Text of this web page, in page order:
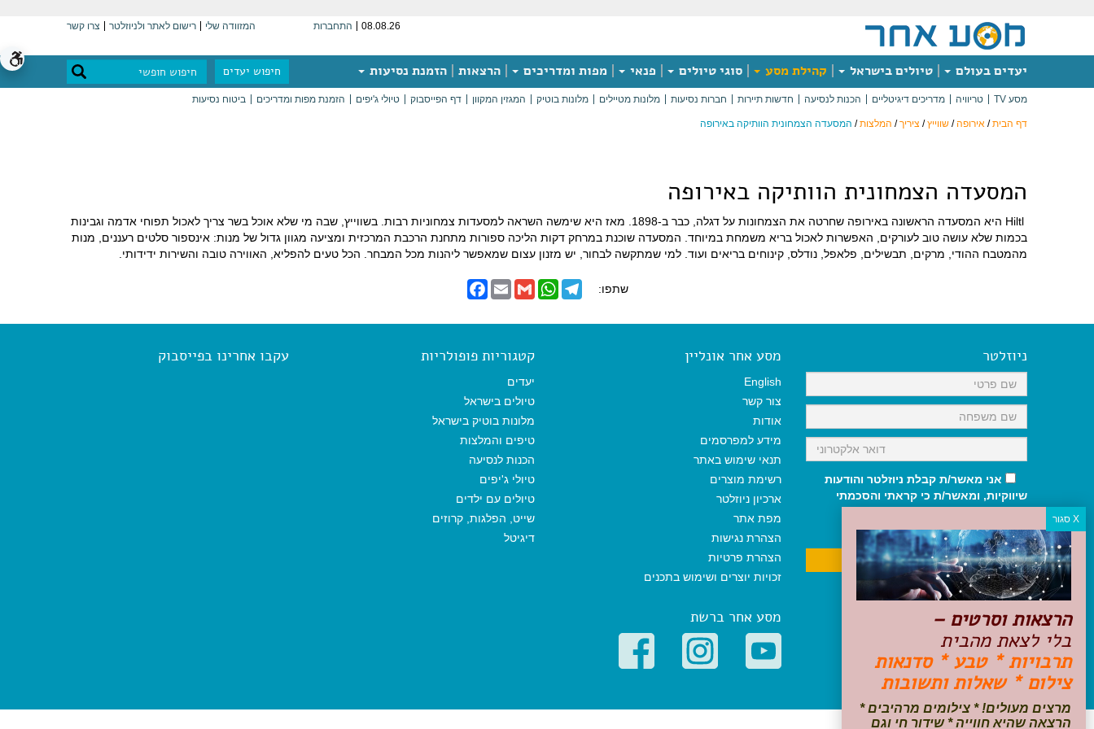
08.08.26 התחברות המזוודה שלי רישום לאתר ולניוזלטר צרו קשר
יעדים בעולם טיולים בישראל קהילת מסע סוגי טיולים פנאי מפות ומדריכים הרצאות הזמנת נסיעות חיפוש יעדים
מסע TV טריוויה מדריכים דיגיטליים הכנות לנסיעה חדשות תיירות חברות נסיעות מלונות מטיילים מלונות בוטיק המגזין המקוון דף הפייסבוק טיולי ג'יפים הזמנת מפות ומדריכים ביטוח נסיעות
דף הבית/ אירופה/ שווייץ/ ציריך/ המלצות/ המסעדה הצמחונית הוותיקה באירופה
המסעדה הצמחונית הוותיקה באירופה
Hiltl היא המסעדה הראשונה באירופה שחרטה את הצמחונות על דגלה, כבר ב-1898. מאז היא שימשה השראה למסעדות צמחוניות רבות. בשווייץ, שבה מי שלא אוכל בשר צריך לאכול תפוחי אדמה וגבינות
בכמות שלא עושה טוב לעורקים, האפשרות לאכול בריא משמחת במיוחד. המסעדה שוכנת במרחק דקות הליכה ספורות מתחנת הרכבת המרכזית ומציעה מגוון גדול של מנות: אינספור סלטים רעננים, מנות
מהמטבח ההודי, מרקים, תבשילים, פלאפל, נודלס, קינוחים בריאים ועוד. למי שמתקשה לבחור, יש מזנון עצום שמאפשר ליהנות מכל המבחר. הכל טעים להפליא, האווירה טובה והשירות ידידותי.
שתפו:
F
a
e
o
o
E
m
i
G
m
i
W
h
t
T
e
e
ניוזלטר
אני מאשר/ת קבלת ניוזלטר והודעות
שיווקיות, ומאשר/ת כי קראתי והסכמתי
ניתן לבטל את ההרשמה בכל עת
מסע אחר אונליין
English
צור קשר
אודות
מידע למפרסמים
תנאי שימוש באתר
רשימת מוצרים
ארכיון ניוזלטר
מפת אתר
הצהרת נגישות
הצהרת פרטיות
זכויות יוצרים ושימוש בתכנים
מסע אחר ברשת
קטגוריות פופולריות
יעדים
טיולים בישראל
מלונות בוטיק בישראל
טיפים והמלצות
הכנות לנסיעה
טיולי ג'יפים
טיולים עם ילדים
שייט, הפלגות, קרוזים
דיגיטל
עקבו אחרינו בפייסבוק
הרצאות וסרטים –
בלי לצאת מהבית
תרבויות * טבע * סדנאות
צילום * שאלות ותשובות
מרצים מעולים! * צילומים מרהיבים *
הרצאה שהיא חווייה * שידור חי וגם